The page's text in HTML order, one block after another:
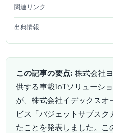
関連リンク
出典情報
この記事の要点: 株式会社
供する車載IoTソリューシ
が、株式会社イデックスオ
ビス「バジェットサブス
たことを発表しました。こ